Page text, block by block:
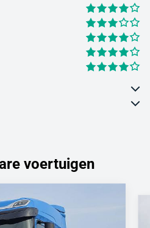
voertuigen